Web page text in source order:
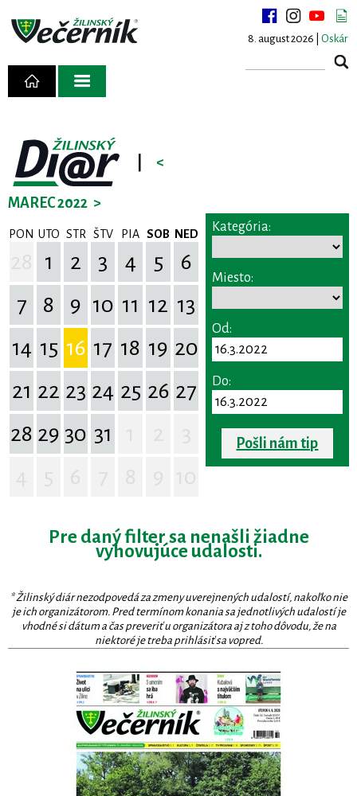
8. august 2026 | Oskár
<
MAREC 2022 >
PON UTO STR ŠTV PIA SOB NED
1 2 3 4 5
6
7
8 9 10 11 12 13
14 15 16 17 18 19 20
21 22 23 24 25 26 27
28 29 30 31
Kategória:
Miesto:
Od:
Do:
Pošli nám tip
Pre daný filter sa nenašli žiadne
vyhovujúce udalosti.
* Žilinský diár nezodpovedá za zmeny uverejnených udalostí, nakoľko nie
je ich organizátorom. Pred termínom konania sa jednotlivých udalostí je
vhodné si dátum a čas preveriť u organizátora aj z toho dôvodu, že na
niektoré je treba prihlásiť sa vopred.